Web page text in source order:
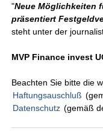
"Neue Möglichkeiten
präsentiert
steht unter der
MVP Finance invest
Beachten Sie bitte die
Haftungsauschluß
Datenschutz (gemäß